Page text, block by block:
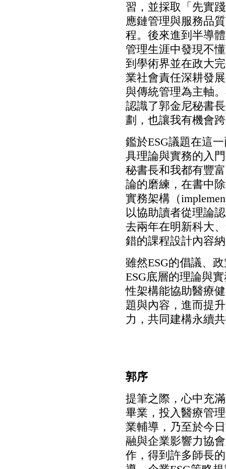
習，並採取「先實
應鏈管理與服務品
程。後來進到半導
管理生涯中發現不
到學術界並在政大
業社會責任深耕發
與傳統管理為主軸
認識了郭金尼秘書
劃，也讓我有機會
鑑於ESG議題在這
具理論與實務的入
秘書長和我都有豐
論的磨練，在書中
實務架構（
以協助讀者從理論
去兩年在明新科大
錯的課程設計內容
雖然ESG的倡議、
ESG底層的理論與
性架構能協助醫療
題與內容，進而提
力，共同建構永續
郭序
提筆之際，心中充
畢業，投入醫療管
業輔導，乃至於今
融與企業影響力協
作，得到許多師長